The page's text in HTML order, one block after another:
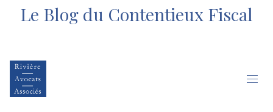
Le Blog du Contentieux Fiscal